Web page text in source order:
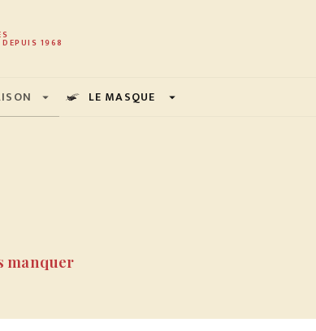
PAGE
1968
arrow_drop_down LE MASQUE arrow_drop_down
manquer